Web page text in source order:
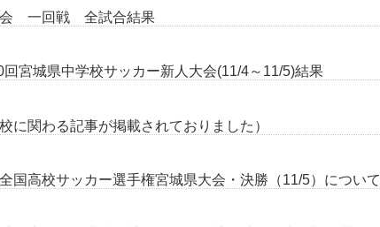
会 一回戦 全試合結果
回宮城県中学校サッカー新人大会(11/4～11/5)結果
に関わる記事が掲載されておりました）
国高校サッカー選手権宮城県大会・決勝（11/5）について